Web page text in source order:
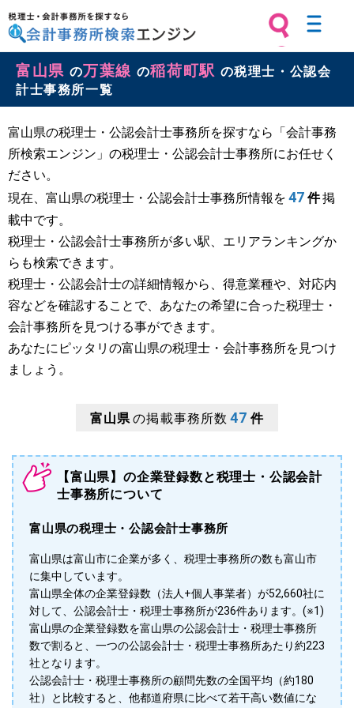
税理士・会計事務所を探すなら 会計
事務所検索エンジン
富山県 の万葉線 の稲荷町駅 の税理士・公認会
計士事務所一覧
富山県の税理士・公認会計士事務所を探すなら「会計事務
所検索エンジン」の税理士・公認会計士事務所にお任せく
ださい。
現在、富山県の税理士・公認会計士事務所情報を 47 件掲
載中です。
税理士・公認会計士事務所が多い駅、エリアランキングか
らも検索できます。
税理士・公認会計士の詳細情報から、得意業種や、対応内
容などを確認することで、あなたの希望に合った税理士・
会計事務所を見つける事ができます。
あなたにピッタリの富山県の税理士・会計事務所を見つけ
ましょう。
富山県の掲載事務所数 47 件
【富山県】の企業登録数と税理士・公認会計
士事務所について
富山県の税理士・公認会計士事務所
富山県は富山市に企業が多く、税理士事務所の数も富山市
に集中しています。
富山県全体の企業登録数（法人+個人事業者）が52,660社に
対して、公認会計士・税理士事務所が236件あります。(※1)
富山県の企業登録数を富山県の公認会計士・税理士事務所
数で割ると、一つの公認会計士・税理士事務所あたり約223
社となります。
公認会計士・税理士事務所の顧問先数の全国平均（約180
社）と比較すると、他都道府県に比べて若干高い数値にな